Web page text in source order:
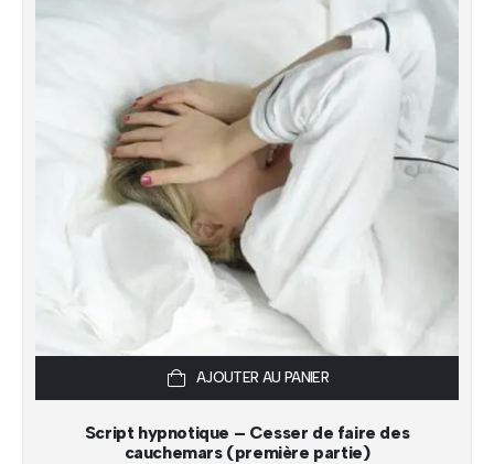
AJOUTER AU PANIER
Script hypnotique – Cesser de faire des
cauchemars (première partie)